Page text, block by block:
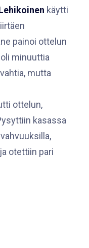
käytti
painoi ottelun
minuuttia
mutta
ottelun,
kasassa
otettiin pari